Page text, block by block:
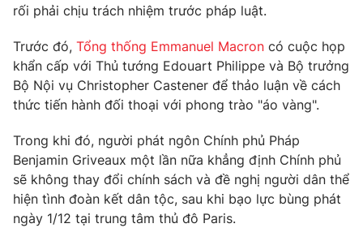
Góc doanh nghiệp
Truyền hình
Phim VTV
Hậu trường
Nhân vật
Khán giả
Giải sao mai
Giải trí
Điện ảnh
Sao
Đời sống
Du lịch
Làm đẹp
Chất lượng cuộc sống
Giáo dục
Tuyển sinh
Học trực tuyến
Công nghệ
rối phải chịu trách nhiệm trước pháp luật.
Trước đó, Tổng thống Emmanuel Macron có cuộc họp
khẩn cấp với Thủ tướng Edouart Philippe và Bộ trưởng
Bộ Nội vụ Christopher Castener để thảo luận về cách
thức tiến hành đối thoại với phong trào "áo vàng".
Trong khi đó, người phát ngôn Chính phủ Pháp
Benjamin Griveaux một lần nữa khẳng định Chính phủ
sẽ không thay đổi chính sách và đề nghị người dân thể
hiện tình đoàn kết dân tộc, sau khi bạo lực bùng phát
ngày 1/12 tại trung tâm thủ đô Paris.